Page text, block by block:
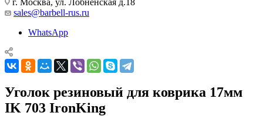
г. Москва, ул. Лобненская д.18
sales@barbell-rus.ru
WhatsApp
Уголок резиновый для коврика 17мм
IK 703 IronKing